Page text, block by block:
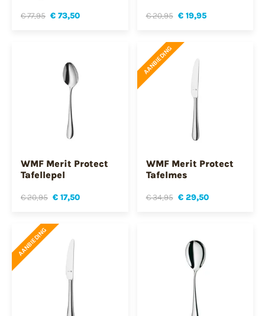
€ 77,95 € 73,50 € 20,95 € 19,95
WMF Merit Protect
Tafellepel
€ 20,95 € 17,50
AANBIEDING
WMF Merit Protect
Tafelmes
€ 34,95 € 29,50
AANBIEDING